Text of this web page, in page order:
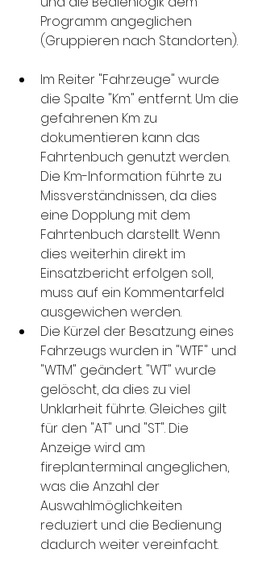
Programm angeglichen
(Gruppieren nach Standorten).
Im Reiter "Fahrzeuge" wurde
die Spalte "Km" entfernt. Um die
gefahrenen Km zu
dokumentieren kann das
Fahrtenbuch genutzt werden.
Die Km-Information führte zu
Missverständnissen, da dies
eine Dopplung mit dem
Fahrtenbuch darstellt. Wenn
dies weiterhin direkt im
Einsatzbericht erfolgen soll,
muss auf ein Kommentarfeld
ausgewichen werden.
Die Kürzel der Besatzung eines
Fahrzeugs wurden in "WTF" und
"WTM" geändert. "WT" wurde
gelöscht, da dies zu viel
Unklarheit führte. Gleiches gilt
für den "AT" und "ST". Die
Anzeige wird am
fireplan.terminal angeglichen,
was die Anzahl der
Auswahlmöglichkeiten
reduziert und die Bedienung
dadurch weiter vereinfacht.